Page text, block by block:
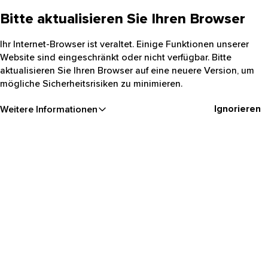
Bitte aktualisieren Sie Ihren Browser
Ihr Internet-Browser ist veraltet. Einige Funktionen unserer
Website sind eingeschränkt oder nicht verfügbar. Bitte
aktualisieren Sie Ihren Browser auf eine neuere Version, um
mögliche Sicherheitsrisiken zu minimieren.
Weitere Informationen Ignorieren